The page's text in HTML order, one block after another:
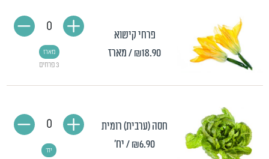
פרחי קישוא
₪18.90/ מארז
3 פרחים
מארז
0
חסה (ערבית) רומית
₪6.90/ יח' יח'
0